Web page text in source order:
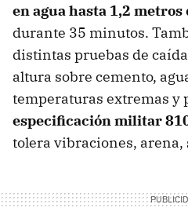
en agua hasta 1,2
durante 35 minutos.
distintas pruebas de
altura sobre cemento,
temperaturas extremas y
especificación militar
tolera vibraciones,